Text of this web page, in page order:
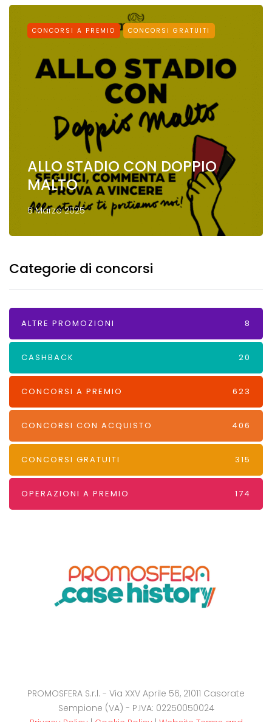
CONCORSI A PREMIO CONCORSI GRATUITI
ALLO STADIO CON DOPPIO
MALTO
6 Marzo 2025
Categorie di concorsi
ALTRE PROMOZIONI 8
CASHBACK 20
CONCORSI A PREMIO 623
CONCORSI CON ACQUISTO 406
CONCORSI GRATUITI 315
OPERAZIONI A PREMIO 174
PROMOSFERA S.r.l. - Via XXV Aprile 56, 21011 Casorate
Sempione (VA) - P.IVA: 02250050024